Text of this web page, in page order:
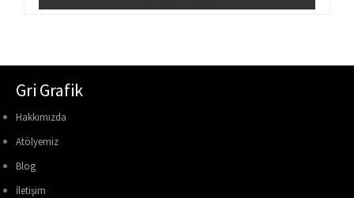
Gri Grafik
Hakkımızda
Atölyemiz
Blog
İletişim